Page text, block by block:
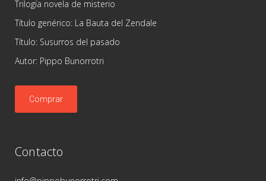
Trilogía novela de misterio
Título genérico: La Bauta del Zendale
Título: Susurros del pasado
Autor: Pippo Bunorrotri
Comprar
Contacto